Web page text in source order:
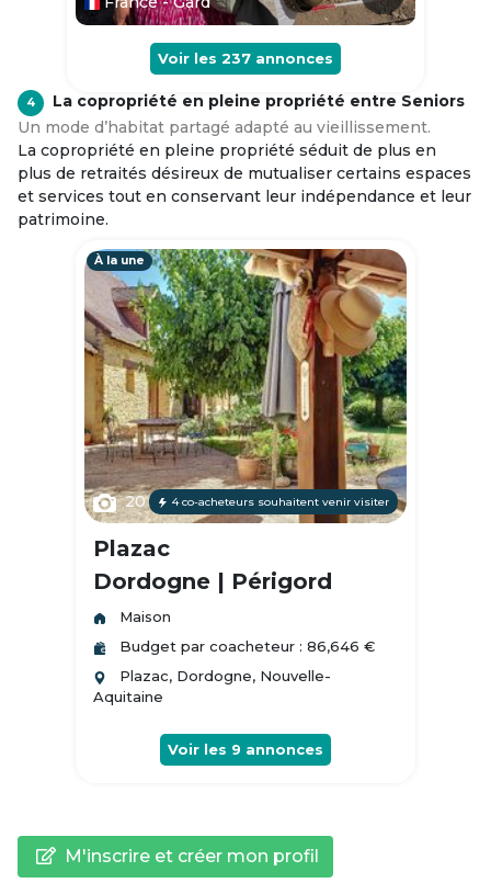
Voir les 237 annonces
4
La copropriété en pleine propriété entre Seniors
Un mode d’habitat partagé adapté au vieillissement.
La copropriété en pleine propriété séduit de plus en
plus de retraités désireux de mutualiser certains espaces
et services tout en conservant leur indépendance et leur
patrimoine.
À la une
20 4 co-acheteurs souhaitent venir visiter
Plazac
Dordogne | Périgord
Maison
Budget par coacheteur : 86,646 €
Plazac, Dordogne, Nouvelle-
Aquitaine
Voir les 9 annonces
M'inscrire et créer mon profil